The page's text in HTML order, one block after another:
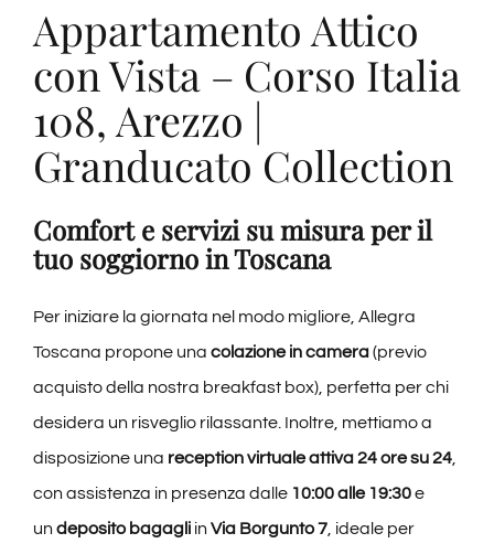
Appartamento Attico
con Vista – Corso Italia
108, Arezzo |
Granducato Collection
Appartamento Attico ad
Comfort e servizi su misura per il
tuo soggiorno in Toscana
Per iniziare la giornata nel modo migliore, Allegra
Toscana propone una colazione in camera(previo
acquisto della nostra breakfast box), perfetta per chi
desidera un risveglio rilassante. Inoltre, mettiamo a
disposizione una reception virtuale attiva 24 ore su 24,
con assistenza in presenza dalle 10:00 alle 19:30e
un deposito bagagliin Via Borgunto 7, ideale per